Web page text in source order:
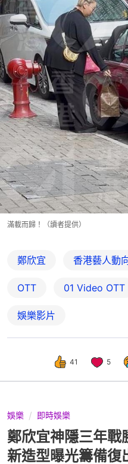
滿載而歸！（讀者提供）
鄭欣宜 香港藝人動
OTT 01‌ ‌Video‌ ‌OTT
娛樂影片
41 5
娛樂 即時娛樂
鄭欣宜神隱三年
新造型曝光籌備復